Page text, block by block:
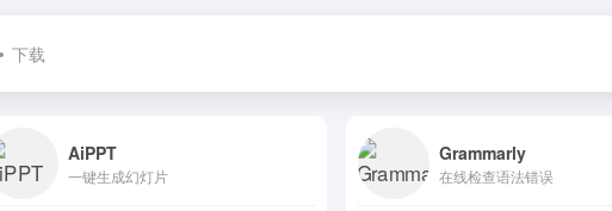
下载
AiPPT
一键生成幻灯片
Grammarly
在线检查语法错误